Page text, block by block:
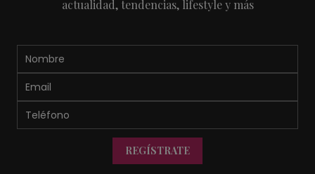
actualidad, tendencias, lifestyle y más
REGÍSTRATE